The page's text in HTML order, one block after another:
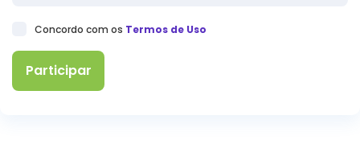
Concordo com os Termos de Uso